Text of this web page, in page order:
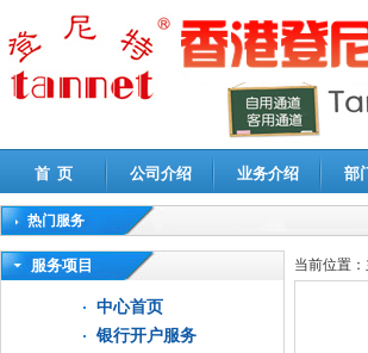
首 页 公司介绍 业务介绍 部
热门服务
高新技术企业认定审计|企业所得税汇算清缴申报鉴证
服务项目
中心首页
银行开户服务
当前位置：